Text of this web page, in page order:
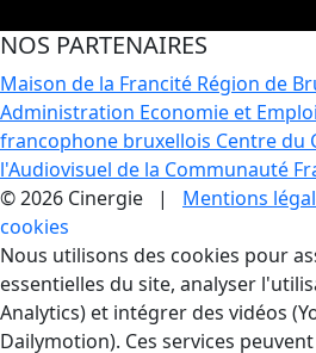
NOS PARTENAIRES
Maison de la Francité Région de
Administration Economie et Emploi
francophone bruxellois Centre du
l'Audiovisuel de la Communauté
© 2026 Cinergie | Mentions
cookies
Gestion des Cookies
Nous utilisons des cookies pour
essentielles du site, analyser
Analytics) et intégrer des vidéos
Dailymotion). Ces services